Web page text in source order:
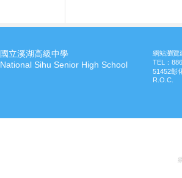
國立溪湖高級中學
National Sihu Senior High School
網站瀏覽
TEL：
51452彰
R.O.C.